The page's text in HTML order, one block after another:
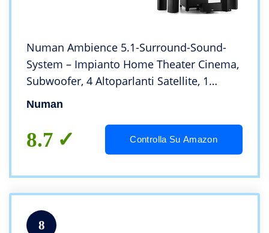
Numan Ambience 5.1-Surround-Sound-
System – Impianto Home Theater Cinema,
Subwoofer, 4 Altoparlanti Satellite, 1
Altoparlante Centrale, Cavo Altoparlante
Numan
8.7 Controlla Su Amazon
8